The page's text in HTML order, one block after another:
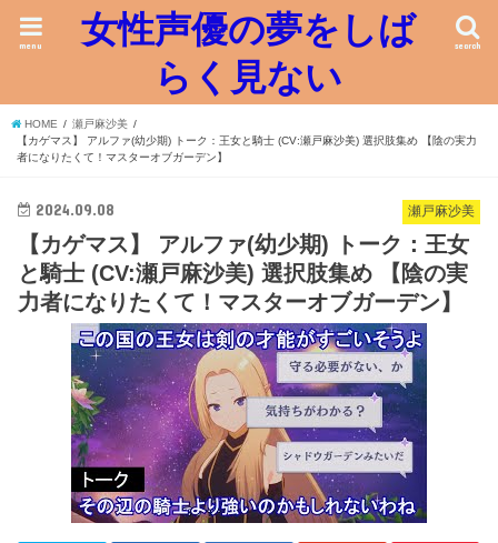
女性声優の夢をしば
らく見ない
search
menu
HOME
瀬戸麻沙美
【カゲマス】 アルファ(幼少期) トーク：王女と騎士 (CV:瀬戸麻沙美) 選択肢集め 【陰の実力
者になりたくて！マスターオブガーデン】
瀬戸麻沙美
2024.09.08
【カゲマス】 アルファ(幼少期) トーク：王女
と騎士 (CV:瀬戸麻沙美) 選択肢集め 【陰の実
力者になりたくて！マスターオブガーデン】